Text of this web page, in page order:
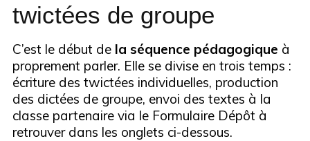
twictées de groupe
C’est le début dela séquence pédagogique à
proprement parler. Elle se divise en trois temps :
écriture des twictées individuelles, production
des dictées de groupe, envoi des textes à la
classe partenaire via le Formulaire Dépôt à
retrouver dans les onglets ci-dessous.